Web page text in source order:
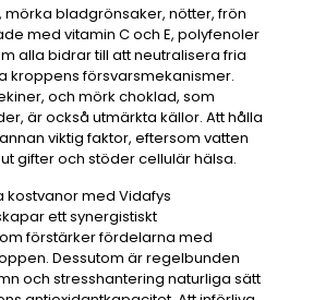
mörka bladgrönsaker, nötter, frön
med vitamin C och E, polyfenoler
alla bidrar till att neutralisera fria
kroppens försvarsmekanismer.
och mörk choklad, som
är också utmärkta källor. Att hålla
viktig faktor, eftersom vatten
gifter och stöder cellulär hälsa.
kostvanor med Vidafys
ett synergistiskt
förstärker fördelarna med
Dessutom är regelbunden
och stresshantering naturliga sätt